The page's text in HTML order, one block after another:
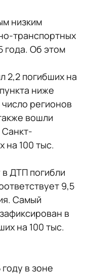
низким
транспортных
года. Об этом
2,2 погибших на
ниже
регионов
вошли
Санкт-
на 100 тыс.
ДТП погибли
9,5
Самый
в
на 100 тыс.
году в зоне